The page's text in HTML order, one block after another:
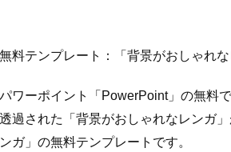
無料テンプレート：「背景がおしゃれ
パワーポイント「PowerPoint」の無料
透過された「背景がおしゃれなレンガ
ンガ」の無料テンプレートです。